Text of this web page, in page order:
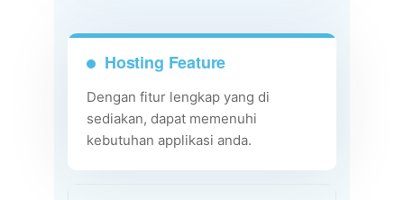
Hosting Feature
Dengan fitur lengkap yang di
sediakan, dapat memenuhi
kebutuhan applikasi anda.